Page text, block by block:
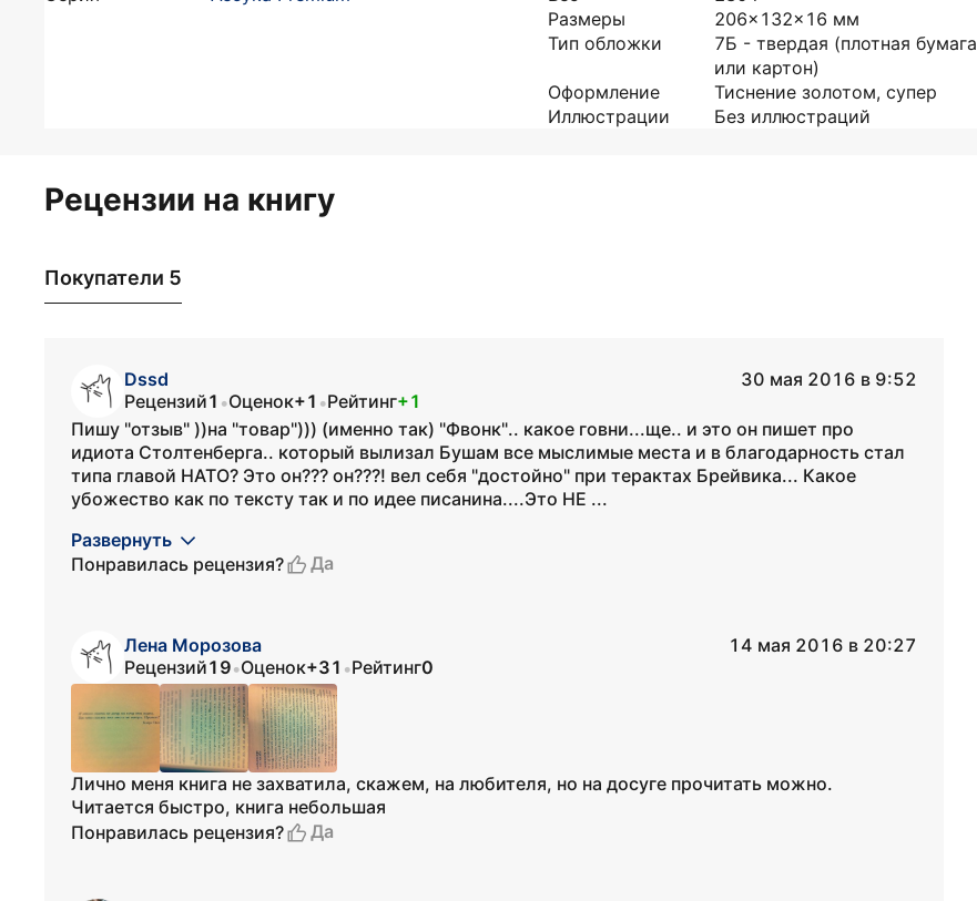
Размеры
206x132x16 мм
Тип обложки
7Б - твердая (плотная бумага
или картон)
Оформление
Тиснение золотом, супер
Иллюстрации
Без иллюстраций
Рецензии на книгу
Покупатели 5
Dssd
30 мая 2016 в 9:52
Рецензий1 •Оценок+1 •Рейтинг+1
Пишу "отзыв" ))на "товар"))) (именно так) "Фвонк".. какое говни...ще.. и это он пишет про
идиота Столтенберга.. который вылизал Бушам все мыслимые места и в благодарность стал
типа главой НАТО? Это он??? он???! вел себя "достойно" при терактах Брейвика... Какое
убожество как по тексту так и по идее писанина....Это НЕ ...
Развернуть
Понравилась рецензия?
Да
Лена Морозова
14 мая 2016 в 20:27
Рецензий19•Оценок+31 •Рейтинг0
Лично меня книга не захватила, скажем, на любителя, но на досуге прочитать можно.
Читается быстро, книга небольшая
Понравилась рецензия?
Да